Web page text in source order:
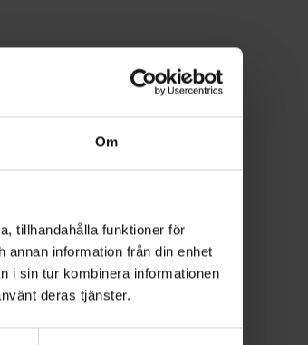
Om
tillhandahålla funktioner för
information från din enhet
i sin tur kombinera informationen
deras tjänster.